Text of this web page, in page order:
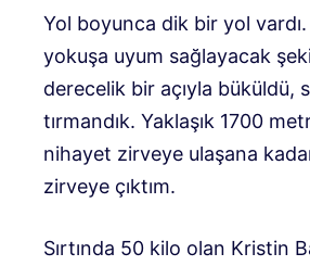
Yol boyunca dik bir yol vardı.
yokuşa uyum sağlayacak
derecelik bir açıyla büküldü,
tırmandık. Yaklaşık 1700
nihayet zirveye ulaşana
zirveye çıktım.
Sırtında 50 kilo olan Kristin